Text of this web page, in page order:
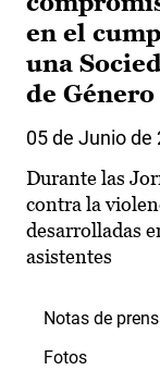
en el
una
de Género
05 de Junio de
Durante las
contra la
desarrolladas
asistentes
Notas de
Fotos